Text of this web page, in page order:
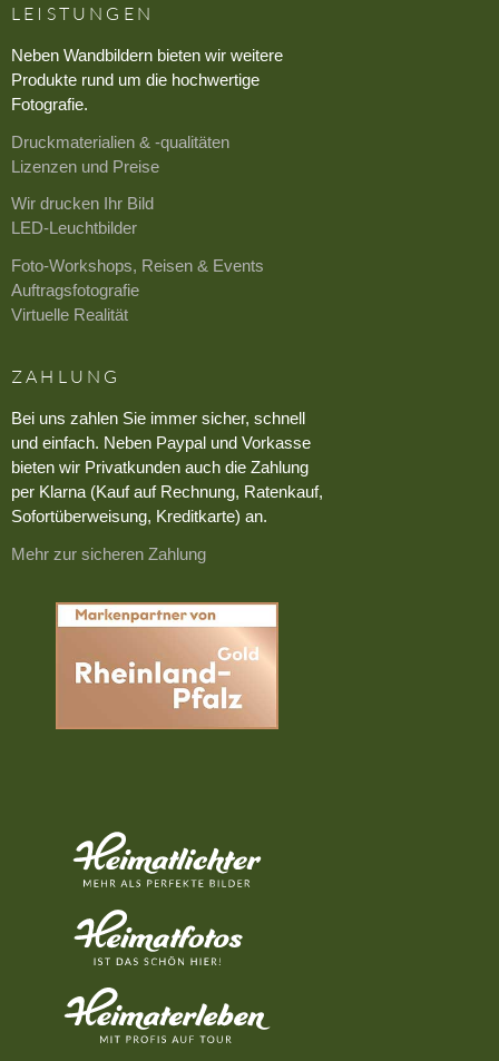
LEISTUNGEN
Neben Wandbildern bieten wir weitere
Produkte rund um die hochwertige
Fotografie.
Druckmaterialien & -qualitäten
Lizenzen und Preise
Wir drucken Ihr Bild
LED-Leuchtbilder
Foto-Workshops, Reisen & Events
Auftragsfotografie
Virtuelle Realität
ZAHLUNG
Bei uns zahlen Sie immer sicher, schnell
und einfach. Neben Paypal und Vorkasse
bieten wir Privatkunden auch die Zahlung
per Klarna (Kauf auf Rechnung, Ratenkauf,
Sofortüberweisung, Kreditkarte) an.
Mehr zur sicheren Zahlung